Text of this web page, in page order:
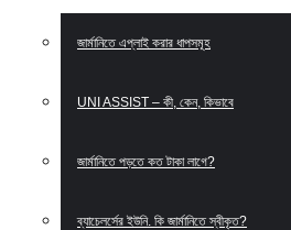
জার্মানিতে এপ্লাই করার ধাপসমূহ
UNI ASSIST – কী, কেন, কিভাবে
জার্মানিতে পড়তে কত টাকা লাগে?
ব্যাচেলর্সের ইউনি. কি জার্মানিতে স্বীকৃত?